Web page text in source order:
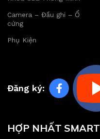
Camera – Đầu ghi – Ổ
cứng
Phụ Kiện
Đăng ký:
HỢP NHẤT SMART